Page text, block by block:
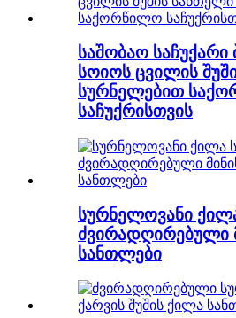
საშობაო საჩუქარი
სოიოს ცვილის
სურნელებით
საჩუქრისთვის
სურნელოვანი
ძვირადღირებული
სანთლები